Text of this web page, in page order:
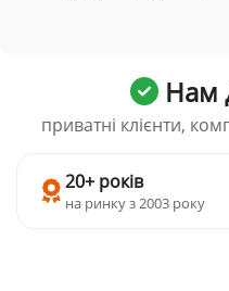
Нам
приватні клієнти,
20+ років
на ринку з 2003 року